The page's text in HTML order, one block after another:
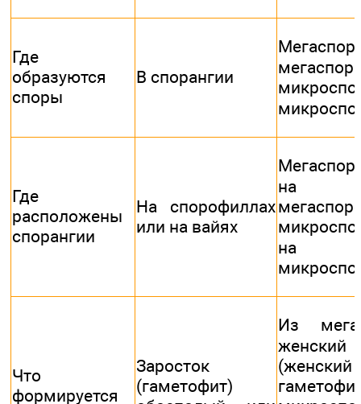
Где
образуются
споры
В спорангии
Где
расположены
спорангии
На спорофиллах
или на вайях
на
на
Что
формируется
Заросток
(гаметофит)
Из
женский
(женский